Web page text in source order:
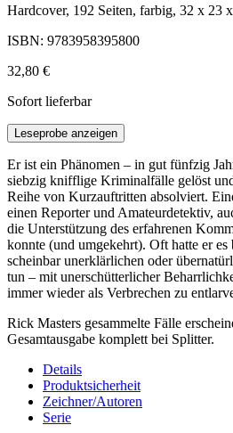
Hardcover, 192 Seiten, farbig, 32 x 23
ISBN: 9783958395800
32,80 €
Sofort lieferbar
Leseprobe anzeigen
Er ist ein Phänomen – in gut fünfzig
siebzig knifflige Kriminalfälle gelöst
Reihe von Kurzauftritten absolviert.
einen Reporter und Amateurdetektiv,
die Unterstützung des erfahrenen
konnte (und umgekehrt). Oft hatte er
scheinbar unerklärlichen oder
tun – mit unerschütterlicher
immer wieder als Verbrechen zu
Rick Masters gesammelte Fälle
Gesamtausgabe komplett bei Splitter.
Details
Produktsicherheit
Zeichner/Autoren
Serie